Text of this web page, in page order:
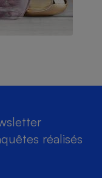
réalisés